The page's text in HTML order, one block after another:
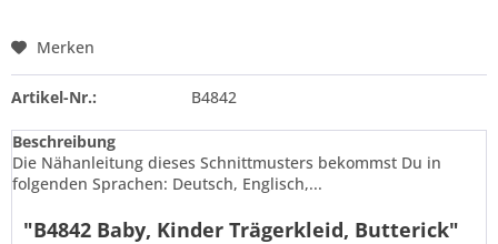
Merken
Artikel-Nr.: B4842
Beschreibung
Die Nähanleitung dieses Schnittmusters bekommst Du in
folgenden Sprachen: Deutsch, Englisch,...
"B4842 Baby, Kinder Trägerkleid, Butterick"